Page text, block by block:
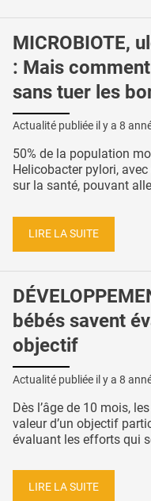
MICROBIOTE,
: Mais
sans tuer les
Actualité publiée il y a 8
50% de la population
Helicobacter pylori,
sur la santé, pouvant
LIRE LA SUITE
bébés savent
objectif
Actualité publiée il y a 8
Dès l’âge de 10 mois,
valeur d’un objectif
évaluant les efforts qui
LIRE LA SUITE